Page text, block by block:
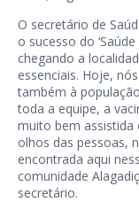
O secretário de
o sucesso do
chegando a
essenciais. Hoje,
também à
toda a equipe, a
muito bem assistida
olhos das pessoas,
encontrada aqui
comunidade
secretário.